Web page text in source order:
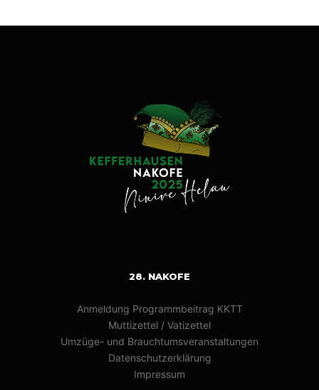
28. NAKOFE
Anmeldung Programmbeitrag KKTT
Muttizettel / Vatizettel
Umzüge- und Brauchtumsveranstaltungen
Datenschutzerklärung
Impressum